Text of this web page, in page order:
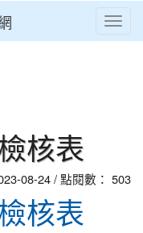
核表
08-24 / 點閱數： 503
核表